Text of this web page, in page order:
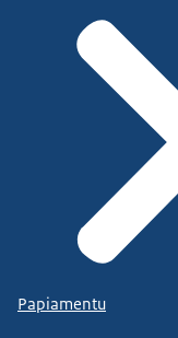
Papiamentu